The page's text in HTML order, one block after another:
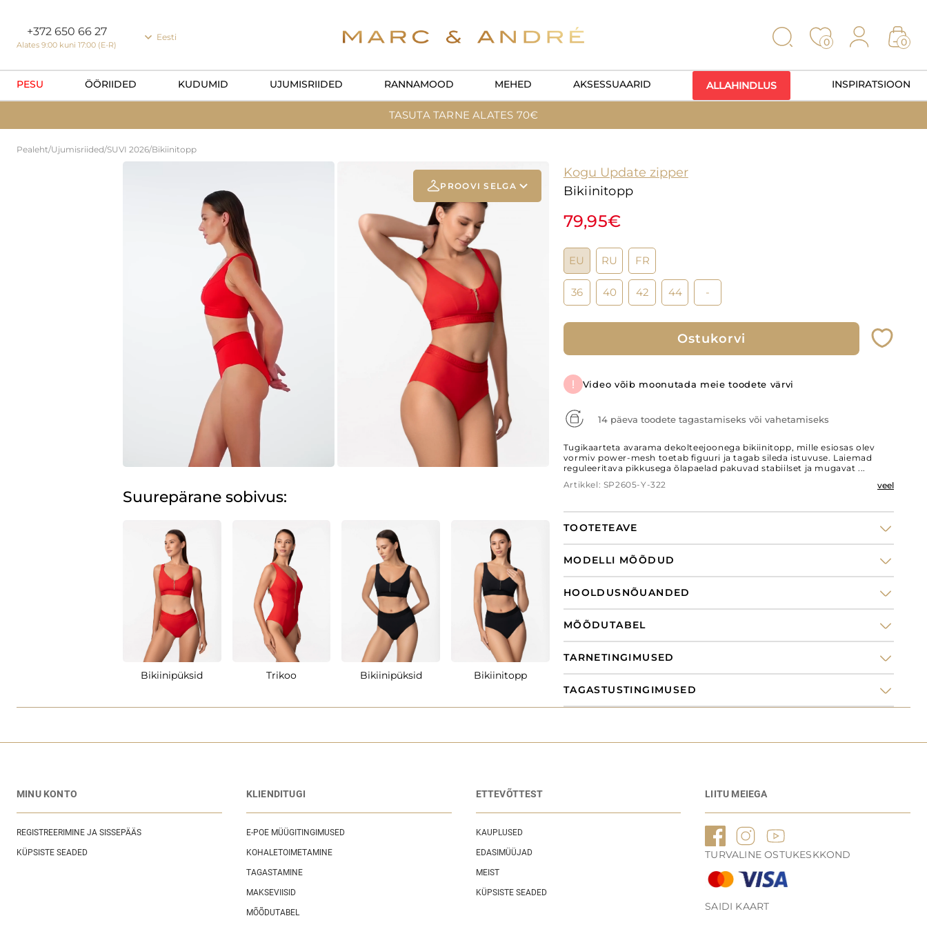
+372 650 66 27
Alates 9:00 kuni 17:00 (E-R)
Eesti 0 0
PESU ÖÖRIIDED KUDUMID UJUMISRIIDED RANNAMOOD MEHED AKSESSUAARID ALLAHINDLUS INSPIRATSIOON
TASUTA TARNE ALATES 70€
Pealeht/Ujumisriided/SUVI 2026/Bikiinitopp
PROOVI SELGA
Add your
photo
Deleted after 24 hours
Suurepärane sobivus:
Bikiinipüksid Trikoo Bikiinipüksid Bikiinitopp Trikoo
Kogu Update zipper
Bikiinitopp
79,95€
EU RU FR
36 40 42 44 -
Ostukorvi
Video võib moonutada meie toodete värvi
14 päeva toodete tagastamiseks või vahetamiseks
Tugikaarteta avarama dekolteejoonega bikiinitopp, mille esiosas olev
vormiv power-mesh toetab figuuri ja tagab sileda istuvuse. Laiemad
reguleeritava pikkusega õlapaelad pakuvad stabiilset ja mugavat ...
Artikkel: SP2605-Y-322
veel
TOOTETEAVE
MODELLI MÕÕDUD
HOOLDUSNÕUANDED
MÕÕDUTABEL
TARNETINGIMUSED
TAGASTUSTINGIMUSED
MINU KONTO
REGISTREERIMINE JA SISSEPÄÄS
KÜPSISTE SEADED
KLIENDITUGI
E-POE MÜÜGITINGIMUSED
KOHALETOIMETAMINE
TAGASTAMINE
MAKSEVIISID
MÕÕDUTABEL
ETTEVÕTTEST
KAUPLUSED
EDASIMÜÜJAD
MEIST
KÜPSISTE SEADED
LIITU MEIEGA
TURVALINE OSTUKESKKOND
SAIDI KAART